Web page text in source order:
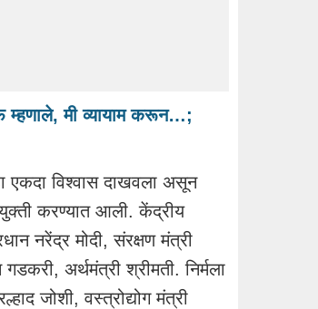
म्हणाले, मी व्यायाम करून…;
एकदा विश्वास दाखवला असून
करण्यात आली. केंद्रीय
नरेंद्र मोदी, संरक्षण मंत्री
अर्थमंत्री श्रीमती. निर्मला
जोशी, वस्त्रोद्योग मंत्री